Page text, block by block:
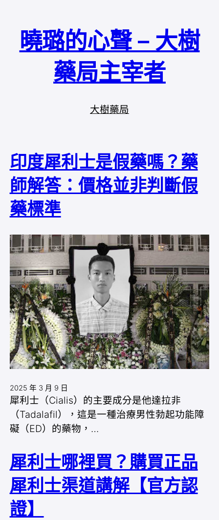
曉璐的心聲 – 大樹
藥局主宰者
大樹藥局
印度犀利士是假藥嗎？藥
師解答：價格並非判斷假
藥標準
2025 年 3 月 9 日
犀利士（Cialis）的主要成分是他達拉非
（Tadalafil），這是一種治療男性勃起功能障
礙（ED）的藥物，…
犀利士哪裡買？購買正品
犀利士渠道講解【官方認
證】